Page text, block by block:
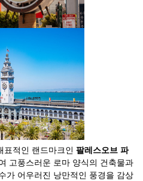
표적인 랜드마크인 팔레스오브 파
고풍스러운 로마 양식의 건축물과
가 어우러진 낭만적인 풍경을 감상